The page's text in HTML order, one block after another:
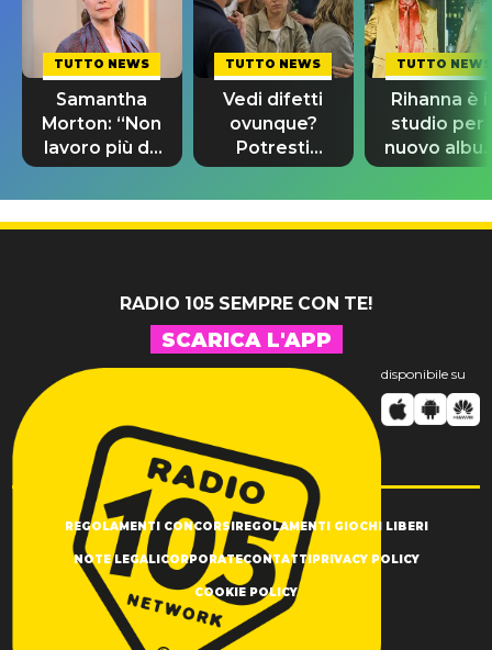
TUTTO NEWS
Samantha
Morton: “Non
lavoro più da
un anno
perché ho 49
anni”
TUTTO NEWS
Vedi difetti
ovunque?
Potresti
avere un QI
superiore
agli altri
TUTTO NEWS
Rihanna è
studio per
nuovo
lo spoiler
A$AP
RADIO 105 SEMPRE CON TE!
SCARICA L'APP
disponibile su
REGOLAMENTI CONCORSIREGOLAMENTI GIOCHI LIBERI
NOTE LEGALICORPORATECONTATTIPRIVACY POLICY
COOKIE POLICY